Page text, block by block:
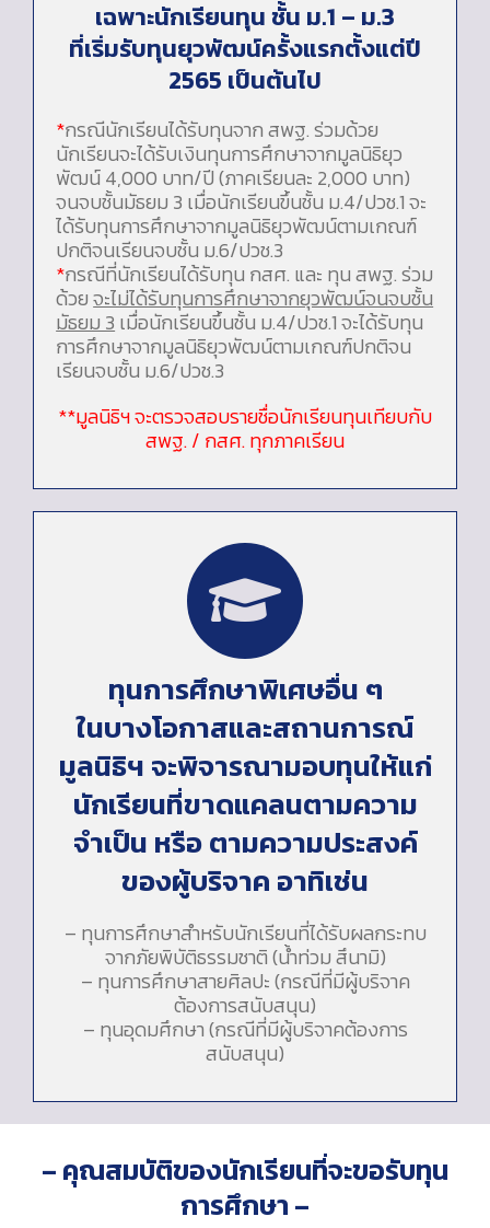
เฉพาะนักเรียนทุน ชั้น ม.1 – ม.3
ที่เริ่มรับทุนยุวพัฒน์ครั้งแรกตั้งแต่ปี
2565 เป็นต้นไป
*กรณีนักเรียนได้รับทุนจาก สพฐ. ร่วมด้วย
นักเรียนจะได้รับเงินทุนการศึกษาจากมูลนิธิยุว
พัฒน์ 4,000 บาท/ปี (ภาคเรียนละ 2,000 บาท)
จนจบชั้นมัธยม 3 เมื่อนักเรียนขึ้นชั้น ม.4/ปวช.1 จะ
ได้รับทุนการศึกษาจากมูลนิธิยุวพัฒน์ตามเกณฑ์
ปกติจนเรียนจบชั้น ม.6/ปวช.3
*กรณีที่นักเรียนได้รับทุน กสศ. และ ทุน สพฐ. ร่วม
ด้วยจะไม่ได้รับทุนการศึกษาจากยุวพัฒน์จนจบชั้น
มัธยม 3 เมื่อนักเรียนขึ้นชั้น ม.4/ปวช.1 จะได้รับทุน
การศึกษาจากมูลนิธิยุวพัฒน์ตามเกณฑ์ปกติจน
เรียนจบชั้น ม.6/ปวช.3
**มูลนิธิฯ จะตรวจสอบรายชื่อนักเรียนทุนเทียบกับ
สพฐ. / กสศ. ทุกภาคเรียน
ทุนการศึกษาพิเศษอื่น ๆ
ในบางโอกาสและสถานการณ์
มูลนิธิฯ จะพิจารณามอบทุนให้แก่
นักเรียนที่ขาดแคลนตามความ
จำเป็น หรือ ตามความประสงค์
ของผู้บริจาค อาทิเช่น
– ทุนการศึกษาสำหรับนักเรียนที่ได้รับผลกระทบ
จากภัยพิบัติธรรมชาติ (น้ำท่วม สึนามิ)
– ทุนการศึกษาสายศิลปะ (กรณีที่มีผู้บริจาค
ต้องการสนับสนุน)
– ทุนอุดมศึกษา (กรณีที่มีผู้บริจาคต้องการ
สนับสนุน)
– คุณสมบัติของนักเรียนที่จะขอรับทุน
การศึกษา –